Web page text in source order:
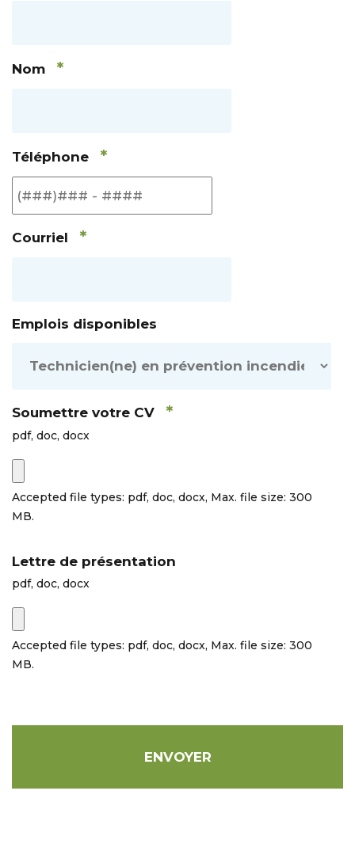
Nom *
Téléphone *
Courriel *
Emplois disponibles
Soumettre votre CV *
pdf, doc, docx
Accepted file types: pdf, doc, docx, Max. file size: 300
MB.
Lettre de présentation
pdf, doc, docx
Accepted file types: pdf, doc, docx, Max. file size: 300
MB.